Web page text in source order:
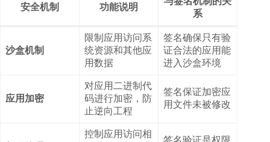
安全机制 功能说明
系
沙盒机制
限制应用访问系
统资源和其他应
用数据
签名确保只有验
证合法的应用能
进入沙盒环境
应用加密
对应用二进制代
码进行加密，防
止逆向工程
签名保证加密应
用文件未被修改
控制应用访问相
签名验证是权限